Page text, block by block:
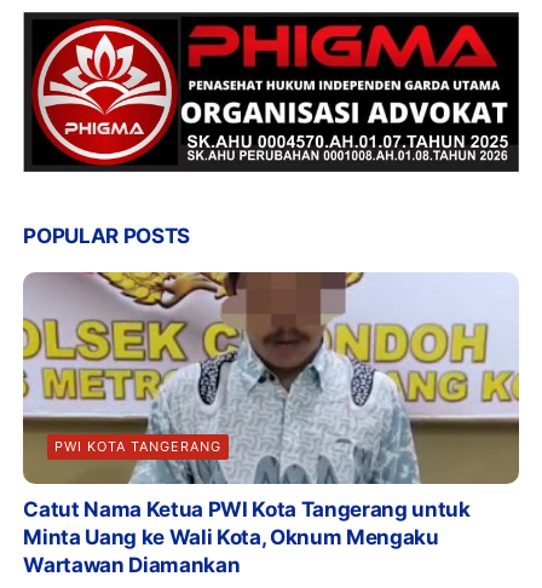
POPULAR POSTS
PWI KOTA TANGERANG
Catut Nama Ketua PWI Kota Tangerang untuk
Minta Uang ke Wali Kota, Oknum Mengaku
Wartawan Diamankan